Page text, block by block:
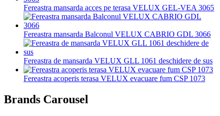
Fereastra mansarda acces pe terasa VELUX GEL-VEA 3065
Fereastra mansarda Balconul VELUX CABRIO GDL 3066
Fereastra de mansarda VELUX GLL 1061 deschidere de sus
Fereastra acoperis terasa VELUX evacuare fum CSP 1073
Brands Carousel